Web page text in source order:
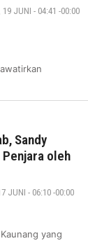
19 JUNI - 04:41 -00:00
Sandy
Penjara oleh
JUNI - 06:10 -00:00
yang